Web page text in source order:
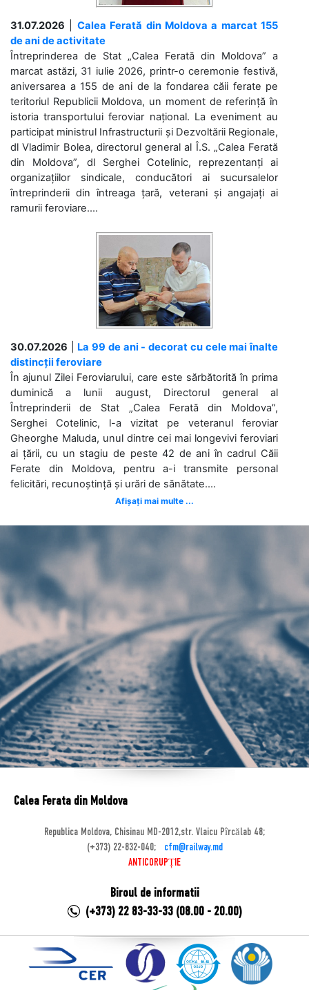
31.07.2026
Calea Ferată din Moldova a marcat 155
de ani de activitate
Întreprinderea de Stat „Calea Ferată din Moldova” a
marcat astăzi, 31 iulie 2026, printr-o ceremonie festivă,
aniversarea a 155 de ani de la fondarea căii ferate pe
teritoriul Republicii Moldova, un moment de referință în
istoria transportului feroviar național. La eveniment au
participat ministrul Infrastructurii și Dezvoltării Regionale,
dl Vladimir Bolea, directorul general al Î.S. „Calea Ferată
din Moldova”, dl Serghei Cotelinic, reprezentanți ai
organizațiilor sindicale, conducători ai sucursalelor
întreprinderii din întreaga țară, veterani și angajați ai
ramurii feroviare....
30.07.2026
La 99 de ani - decorat cu cele mai înalte
distincții feroviare
În ajunul Zilei Feroviarului, care este sărbătorită în prima
duminică a lunii august, Directorul general al
Întreprinderii de Stat „Calea Ferată din Moldova”,
Serghei Cotelinic, l-a vizitat pe veteranul feroviar
Gheorghe Maluda, unul dintre cei mai longevivi feroviari
ai țării, cu un stagiu de peste 42 de ani în cadrul Căii
Ferate din Moldova, pentru a-i transmite personal
felicitări, recunoștință și urări de sănătate....
Afișați mai multe ...
Calea Ferata din Moldova
Republica Moldova, Chisinau MD-2012,str. Vlaicu Pîrcălab 48;
(+373) 22-832-040;
cfm@railway.md
ANTICORUPȚIE
Biroul de informatii
(+373) 22 83-33-33 (08.00 - 20.00)